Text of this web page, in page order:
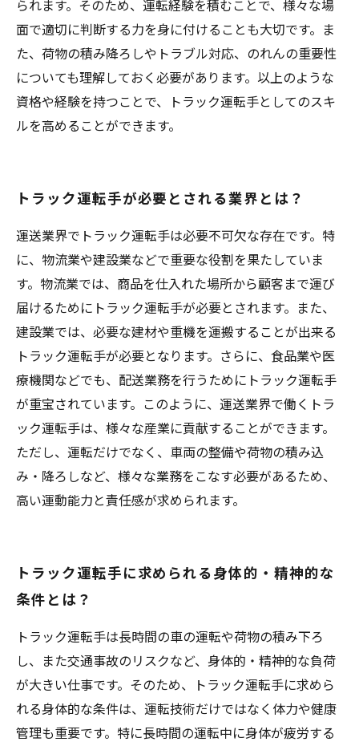
られます。そのため、運転経験を積むことで、様々な場
面で適切に判断する力を身に付けることも大切です。ま
た、荷物の積み降ろしやトラブル対応、のれんの重要性
についても理解しておく必要があります。以上のような
資格や経験を持つことで、トラック運転手としてのスキ
ルを高めることができます。
トラック運転手が必要とされる業界とは？
運送業界でトラック運転手は必要不可欠な存在です。特
に、物流業や建設業などで重要な役割を果たしていま
す。物流業では、商品を仕入れた場所から顧客まで運び
届けるためにトラック運転手が必要とされます。また、
建設業では、必要な建材や重機を運搬することが出来る
トラック運転手が必要となります。さらに、食品業や医
療機関などでも、配送業務を行うためにトラック運転手
が重宝されています。このように、運送業界で働くトラ
ック運転手は、様々な産業に貢献することができます。
ただし、運転だけでなく、車両の整備や荷物の積み込
み・降ろしなど、様々な業務をこなす必要があるため、
高い運動能力と責任感が求められます。
トラック運転手に求められる身体的・精神的な
条件とは？
トラック運転手は長時間の車の運転や荷物の積み下ろ
し、また交通事故のリスクなど、身体的・精神的な負荷
が大きい仕事です。そのため、トラック運転手に求めら
れる身体的な条件は、運転技術だけではなく体力や健康
管理も重要です。特に長時間の運転中に身体が疲労する